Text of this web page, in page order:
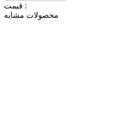
قیمت :
محصولات مشابه